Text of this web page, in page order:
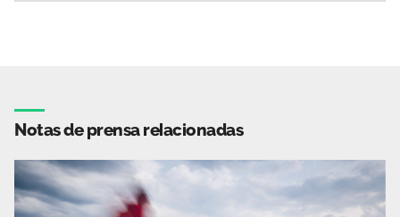
Notas de prensa relacionadas